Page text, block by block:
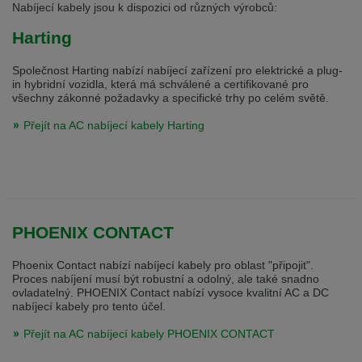
selected one. This website is also available in German. Would you like to
Switch to German version
Wir haben erkannt, dass ihr Browser eine andere Sprache als die derzeit
angezeigte bevorzugt. Diese Webseite ist auch auf Deutsch verfügbar.
Möchten Sie zur Deutschen Version wechseln?
Zur deutschen Version wechseln
Zdá se, že Váš prohlížeč je v jiném jazyce, než jaký je momentálně používán.
Tato stránka je k dispozici i v češtině. Chcete přepnout na českou verzi?
Přepnout na českou verzi Zůstaňte v této verzi
Váš prohlížeč se zdá být v jiném jazyce, než je právě používaný jazyk. Tato
Nabíjecí kabely jsou k dispozici od různých výrobců:
Harting
Společnost Harting nabízí nabíjecí zařízení pro elektrické a plug-
in hybridní vozidla, která má schválené a certifikované pro
všechny zákonné požadavky a specifické trhy po celém světě.
Přejít na AC nabíjecí kabely Harting
PHOENIX CONTACT
Phoenix Contact nabízí nabíjecí kabely pro oblast "připojit".
Proces nabíjení musí být robustní a odolný, ale také snadno
ovladatelný. PHOENIX Contact nabízí vysoce kvalitní AC a DC
nabíjecí kabely pro tento účel.
Přejít na AC nabíjecí kabely PHOENIX CONTACT